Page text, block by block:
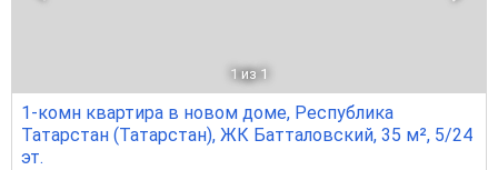
1 из 1
1-комн квартира в новом доме, Республика
Татарстан (Татарстан), ЖК Батталовский, 35 м², 5/24
эт.